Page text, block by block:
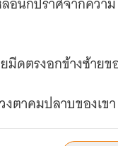
ดตรงอกข้างซ้ายข
ตาคมปลาบของเข
ห์ของเขา ทำให้หล่